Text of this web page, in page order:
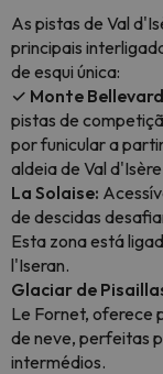
As pistas de Val
principais
de esqui única:
✓ Monte
pistas de
por funicular a
aldeia de Val
La Solaise:
de descidas
Esta zona está
l'Iseran.
Glaciar de
Le Fornet, oferece
de neve, perfeitas
intermédios.